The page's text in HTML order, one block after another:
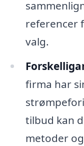
referencer
valg.
firma har
tilbud kan
metoder